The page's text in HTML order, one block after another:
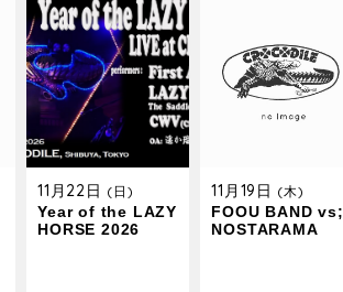
11月22日 (日)
Year of the LAZY
HORSE 2026
11月19日 (木)
FOOU BAND vs;
NOSTARAMA